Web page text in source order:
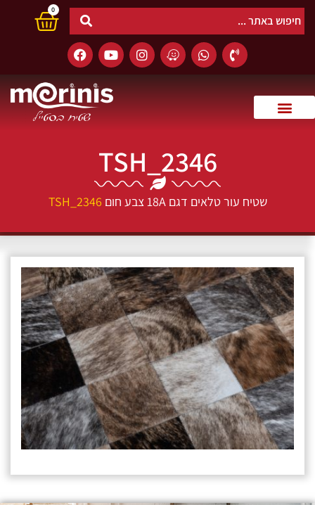
0
TSH_2346
שטיח עור טלאים דגם 18A צבע חום TSH_2346